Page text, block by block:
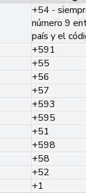
+54 -
número 9
país y el
+591
+55
+56
+57
+593
+595
+51
+598
+58
+52
+1